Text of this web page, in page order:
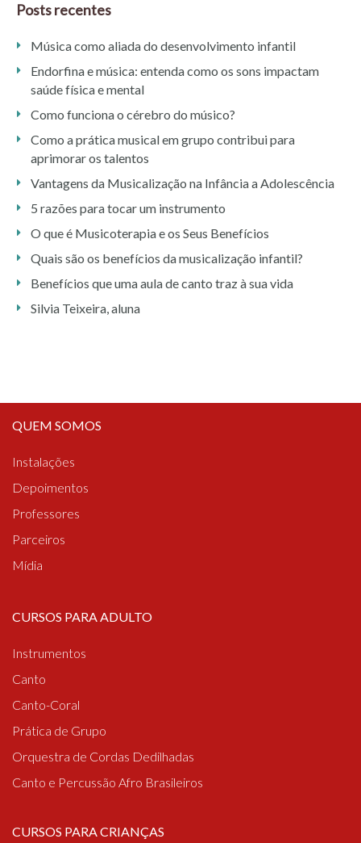
Posts recentes
Música como aliada do desenvolvimento infantil
Endorfina e música: entenda como os sons impactam
saúde física e mental
Como funciona o cérebro do músico?
Como a prática musical em grupo contribui para
aprimorar os talentos
Vantagens da Musicalização na Infância a Adolescência
5 razões para tocar um instrumento
O que é Musicoterapia e os Seus Benefícios
Quais são os benefícios da musicalização infantil?
Benefícios que uma aula de canto traz à sua vida
Silvia Teixeira, aluna
QUEM SOMOS
Instalações
Depoimentos
Professores
Parceiros
Mídia
CURSOS PARA ADULTO
Instrumentos
Canto
Canto-Coral
Prática de Grupo
Orquestra de Cordas Dedilhadas
Canto e Percussão Afro Brasileiros
CURSOS PARA CRIANÇAS